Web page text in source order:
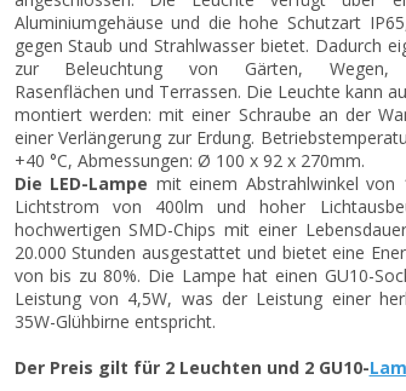
Aluminiumgehäuse und die hohe Schutzart
gegen Staub und Strahlwasser bietet. Dadurch
zur Beleuchtung von Gärten, Wegen,
Rasenflächen und Terrassen. Die Leuchte kann
montiert werden: mit einer Schraube an der
einer Verlängerung zur Erdung.
+40 °C, Abmessungen: Ø 100 x 92 x 270mm.
Die LED-Lampe mit einem Abstrahlwinkel von
Lichtstrom von 400lm und hoher
hochwertigen SMD-Chips mit einer
20.000 Stunden ausgestattet und bietet eine
von bis zu 80%. Die Lampe hat einen GU10-
Leistung von 4,5W, was der Leistung einer
35W-Glühbirne entspricht.
Der Preis gilt für 2 Leuchten und 2 GU10-